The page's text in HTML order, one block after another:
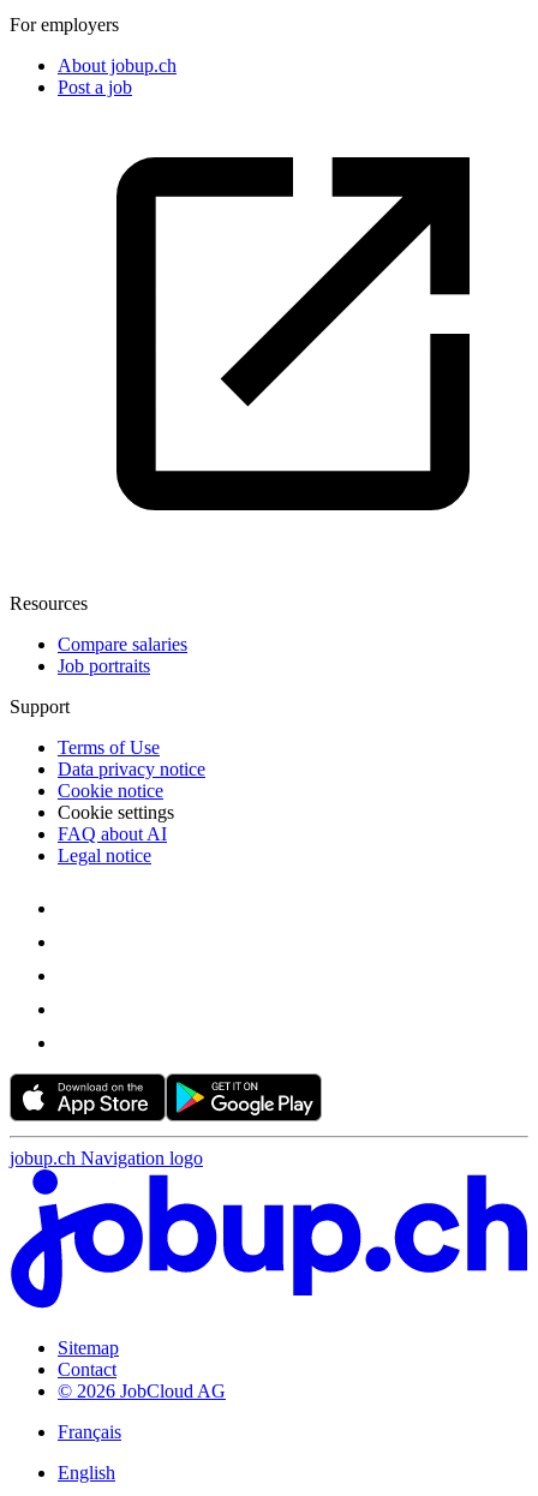
For employers
About jobup.ch
Post a job
Resources
Compare salaries
Job portraits
Support
Terms of Use
Data privacy notice
Cookie notice
Cookie settings
FAQ about AI
Legal notice
jobup.ch Navigation logo
Sitemap
Contact
© 2026 JobCloud AG
Français
English